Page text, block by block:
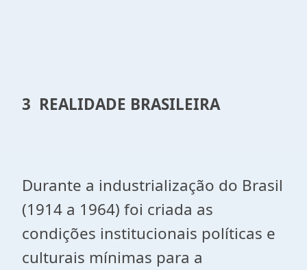
3 REALIDADE BRASILEIRA
Durante a industrialização do Brasil
(1914 a 1964) foi criada as
condições institucionais políticas e
culturais mínimas para a